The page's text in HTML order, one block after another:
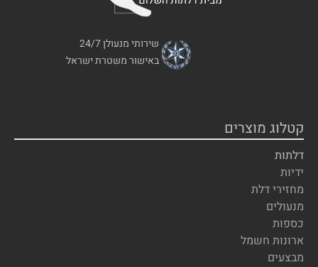
שירותי מנעולן 24/7
באישור משטרת ישראל
קטלוג מוצרים
דלתות
ידיות
מחזירי דלת
מנעולים
כספות
ארונות חשמל
מבצעים